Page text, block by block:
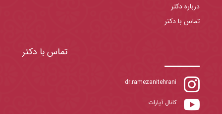
درباره دکتر
تماس با دکتر
تماس با دکتر

dr.ramezanitehrani
 کانال آپارات